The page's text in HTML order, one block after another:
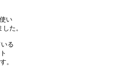
い
た。
る
。